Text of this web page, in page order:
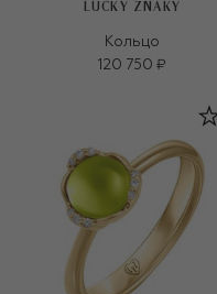
LUCKY ZNAKY
Кольцо
120 750 ₽